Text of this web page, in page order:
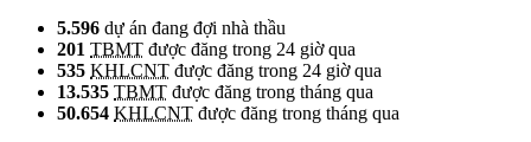
5.596 dự án đang đợi nhà thầu
201 TBMT được đăng trong 24 giờ qua
535 KHLCNT được đăng trong 24 giờ qua
13.535 TBMT được đăng trong tháng qua
50.654 KHLCNT được đăng trong tháng qua